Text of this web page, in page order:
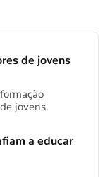
de jovens
jovens.
a educar